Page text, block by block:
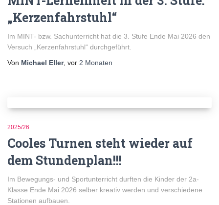
„Kerzenfahrstuhl“
Im MINT- bzw. Sachunterricht hat die 3. Stufe Ende Mai 2026 den
Versuch „Kerzenfahrstuhl“ durchgeführt.
Von Michael Eller, vor 2 Monaten
2025/26
Cooles Turnen steht wieder auf
dem Stundenplan!!!
Im Bewegungs- und Sportunterricht durften die Kinder der 2a-
Klasse Ende Mai 2026 selber kreativ werden und verschiedene
Stationen aufbauen.